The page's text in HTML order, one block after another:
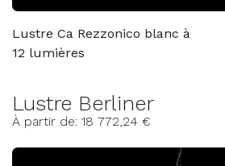
Lustre Ca Rezzonico blanc à
12 lumières
Lustre Berliner
À partir de: 18 772,24 €